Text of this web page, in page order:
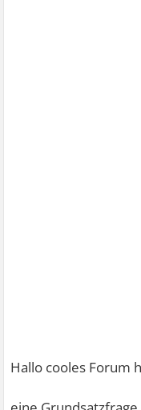
Hallo cooles Forum